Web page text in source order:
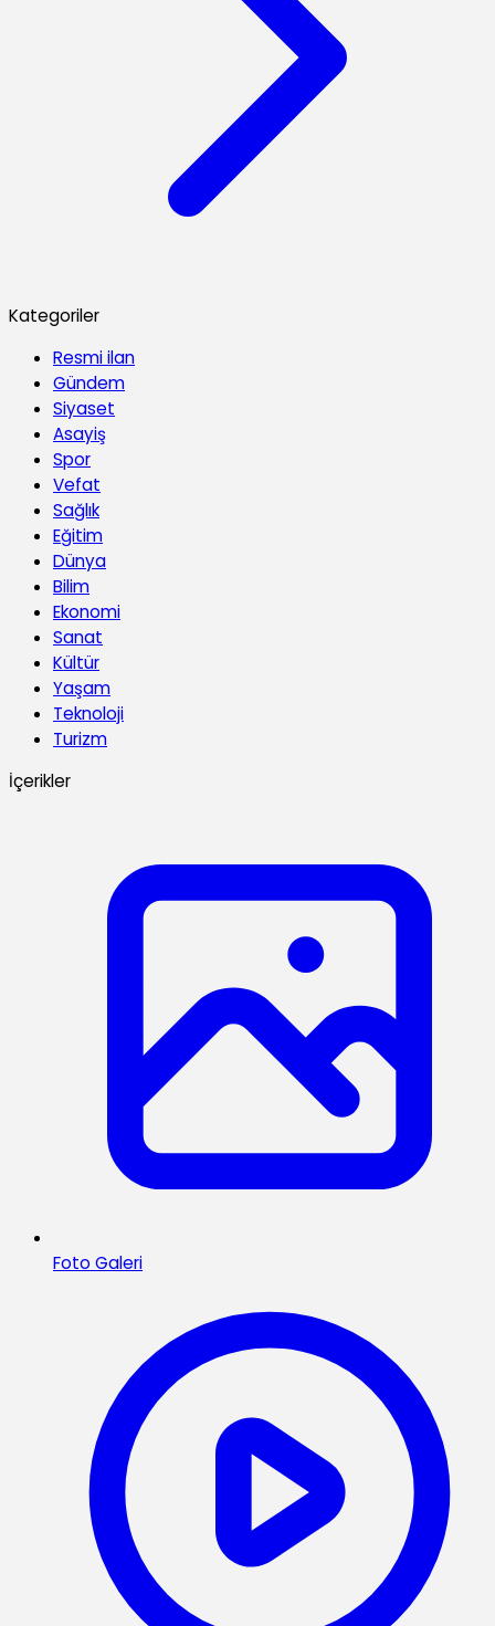
Kategoriler
Resmi ilan
Gündem
Siyaset
Asayiş
Spor
Vefat
Sağlık
Eğitim
Dünya
Bilim
Ekonomi
Sanat
Kültür
Yaşam
Teknoloji
Turizm
İçerikler
Foto Galeri